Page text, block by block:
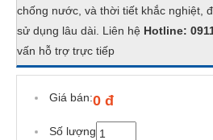
chống nước, và thời tiết khắc nghiệt,
sử dụng lâu dài. Liên hệ Hotline:
vấn hỗ trợ trực tiếp
Giá bán:0 đ
Số lượng